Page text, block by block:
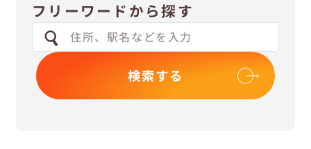
フリーワードから探す
検索する